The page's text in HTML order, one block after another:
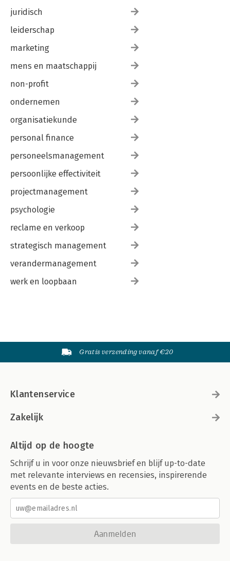
juridisch
leiderschap
marketing
mens en maatschappij
non-profit
ondernemen
organisatiekunde
personal finance
personeelsmanagement
persoonlijke effectiviteit
projectmanagement
psychologie
reclame en verkoop
strategisch management
verandermanagement
werk en loopbaan
Gratis verzending vanaf €20
Klantenservice
Zakelijk
Altijd op de hoogte
Schrijf u in voor onze nieuwsbrief en blijf up-to-date
met relevante interviews en recensies, inspirerende
events en de beste acties.
Aanmelden